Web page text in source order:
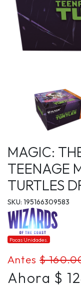
MAGIC:
TEENAGE
TURTLES
SKU: 195166309583
Pocas Unidades.
Antes$
Ahora $